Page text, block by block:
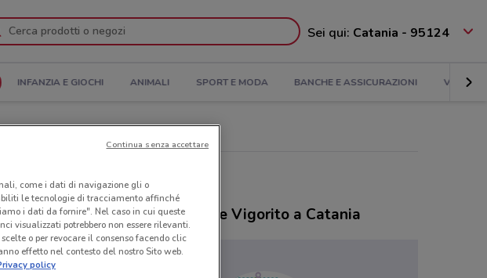
Sei qui: Catania - 95124
INFANZIA E GIOCHI ANIMALI SPORT E MODA BANCHE E ASSICURAZIONI VIAGGI
Negozi Farmacie Vigorito a Catania
come i dati di navigazione gli o
le tecnologie di tracciamento affinché
i dati da fornire". Nel caso in cui queste
visualizzati potrebbero non essere rilevanti.
o per revocare il consenso facendo clic
effetto nel contesto del nostro Sito web.
policy
Continua senza accettare